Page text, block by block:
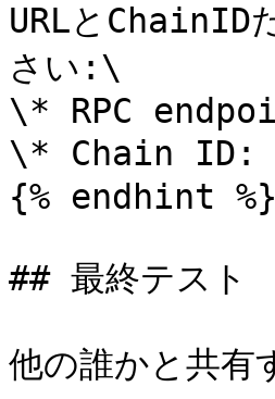
URLとChainID
さい:\
\* RPC
\* Chain ID:
{% endhint %}
## 最終テスト
他の誰かと共有